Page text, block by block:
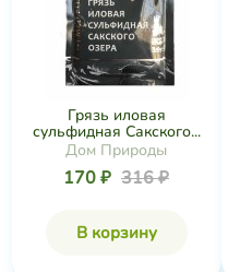
Грязь иловая
сульфидная Сакского...
Дом Природы
170 ₽ 316 ₽
В корзину